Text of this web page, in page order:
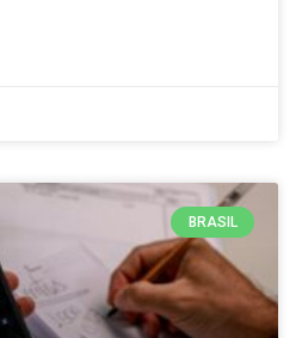
BRASIL